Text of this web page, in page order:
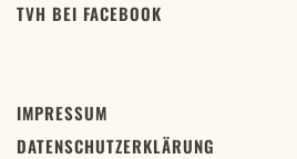
TVH BEI FACEBOOK
IMPRESSUM
DATENSCHUTZERKLÄRUNG